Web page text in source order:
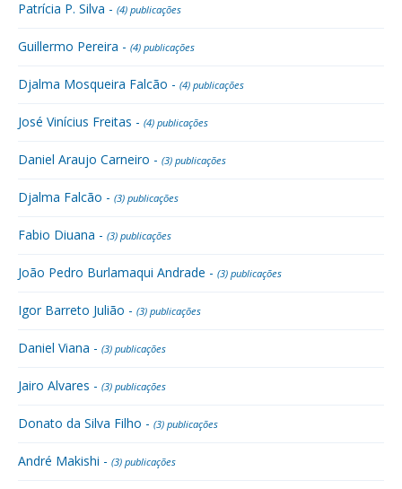
Patrícia P. Silva - (4) publicações
Guillermo Pereira - (4) publicações
Djalma Mosqueira Falcão - (4) publicações
José Vinícius Freitas - (4) publicações
Daniel Araujo Carneiro - (3) publicações
Djalma Falcão - (3) publicações
Fabio Diuana - (3) publicações
João Pedro Burlamaqui Andrade - (3) publicações
Igor Barreto Julião - (3) publicações
Daniel Viana - (3) publicações
Jairo Alvares - (3) publicações
Donato da Silva Filho - (3) publicações
André Makishi - (3) publicações